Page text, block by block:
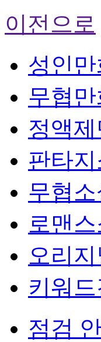
이전으로
성인
무협
정액
판타지
무협소
로맨스
오리
키워드
점검